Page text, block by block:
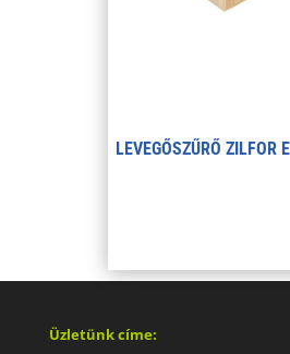
LEVEGŐSZŰRŐ ZILFOR
Üzletünk címe: